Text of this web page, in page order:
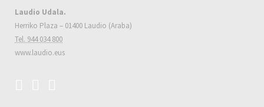
Laudio Udala.
Herriko Plaza – 01400 Laudio (Araba)
Tel. 944 034 800
www.laudio.eus